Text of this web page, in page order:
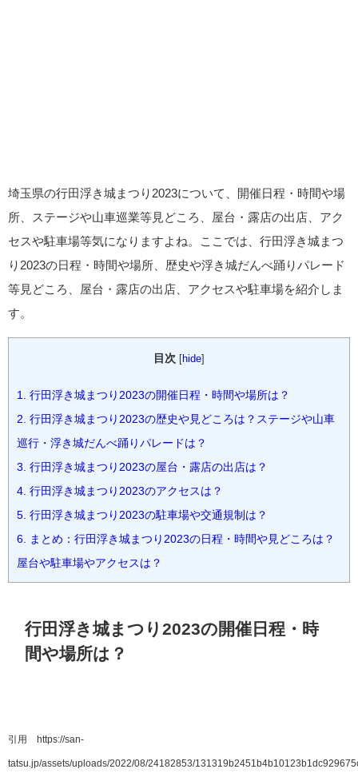
埼玉県の行田浮き城まつり2023について、開催日程・時間や場
所、ステージや山車巡業等見どころ、屋台・露店の出店、アク
セスや駐車場等気になりますよね。ここでは、行田浮き城まつ
り2023の日程・時間や場所、歴史や浮き城だんべ踊りパレード
等見どころ、屋台・露店の出店、アクセスや駐車場を紹介しま
す。
目次 hide
1. 行田浮き城まつり2023の開催日程・時間や場所は？
2. 行田浮き城まつり2023の歴史や見どころは？ステージや山車
巡行・浮き城だんべ踊りパレードは？
3. 行田浮き城まつり2023の屋台・露店の出店は？
4. 行田浮き城まつり2023のアクセスは？
5. 行田浮き城まつり2023の駐車場や交通規制は？
6. まとめ：行田浮き城まつり2023の日程・時間や見どころは？
屋台や駐車場やアクセスは？
行田浮き城まつり2023の開催日程・時
間や場所は？
引用 https://san-
tatsu.jp/assets/uploads/2022/08/24182853/